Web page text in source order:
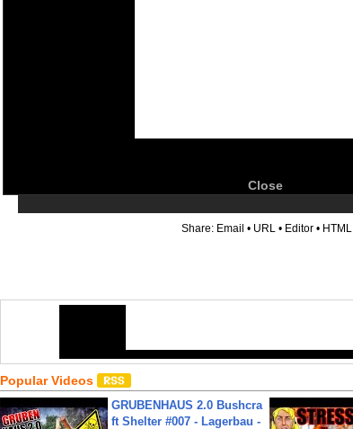
Close
Share: Email • URL • Editor • HTML
Popular Videos
GRUBENHAUS 2.0 Bushcra
ft Shelter #007 - Lagerbau -